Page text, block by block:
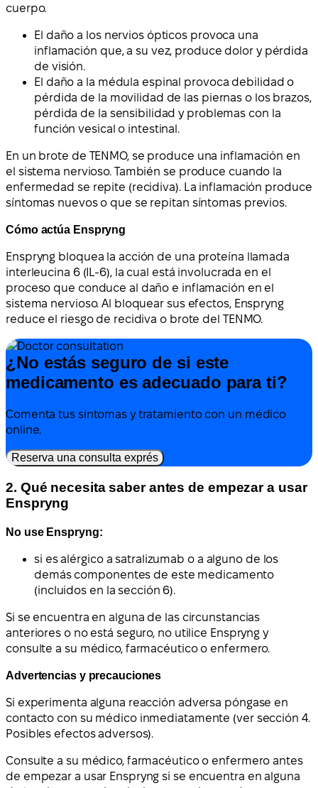
cuerpo.
El daño a los nervios ópticos provoca una
inflamación que, a su vez, produce dolor y pérdida
de visión.
El daño a la médula espinal provoca debilidad o
pérdida de la movilidad de las piernas o los brazos,
pérdida de la sensibilidad y problemas con la
función vesical o intestinal.
En un brote de TENMO, se produce una inflamación en
el sistema nervioso. También se produce cuando la
enfermedad se repite (recidiva). La inflamación produce
síntomas nuevos o que se repitan síntomas previos.
Cómo actúa Enspryng
Enspryng bloquea la acción de una proteína llamada
interleucina 6 (IL-6), la cual está involucrada en el
proceso que conduce al daño e inflamación en el
sistema nervioso. Al bloquear sus efectos, Enspryng
reduce el riesgo de recidiva o brote del TENMO.
¿No estás seguro de si este
medicamento es adecuado para ti?
Comenta tus síntomas y tratamiento con un médico
online.
Reserva una consulta exprés
2. Qué necesita saber antes de empezar a usar
Enspryng
No use Enspryng:
si es alérgico a satralizumab o a alguno de los
demás componentes de este medicamento
(incluidos en la sección 6).
Si se encuentra en alguna de las circunstancias
anteriores o no está seguro, no utilice Enspryng y
consulte a su médico, farmacéutico o enfermero.
Advertencias y precauciones
Si experimenta alguna reacción adversa póngase en
contacto con su médico inmediatamente (ver sección 4.
Posibles efectos adversos).
Consulte a su médico, farmacéutico o enfermero antes
de empezar a usar Enspryng si se encuentra en alguna